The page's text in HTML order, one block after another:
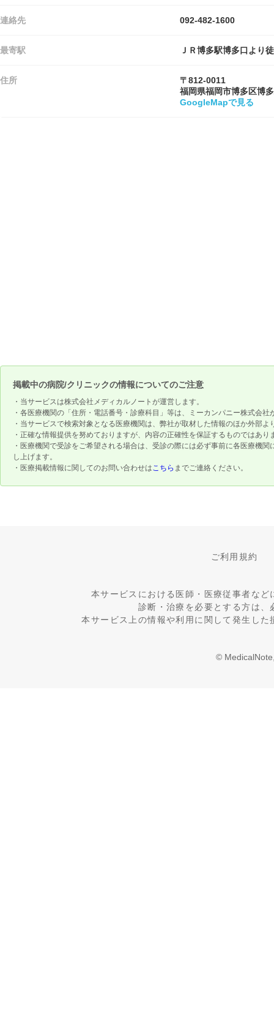
連絡先 092-482-1600
最寄駅 ＪＲ博多駅博多口より
住所
〒812-0011
福岡県福岡市博多区博
GoogleMapで見る
掲載中の病院/クリニックの情報についてのご注意
・当サービスは株式会社メディカルノートが運営します。
・各医療機関の「住所・電話番号・診療科目」等は、ミーカンパニー株式会
・当サービスで検索対象となる医療機関は、弊社が取材した情報のほか外部
・正確な情報提供を努めておりますが、内容の正確性を保証するものではあり
・医療機関で受診をご希望される場合は、受診の際には必ず事前に各医療機
し上げます。
・医療掲載情報に関してのお問い合わせはこちら までご連絡ください。
ご利用規約
本サービスにおける医師・医療従事者な
診断・治療を必要とする方は
本サービス上の情報や利用に関して発生し
©